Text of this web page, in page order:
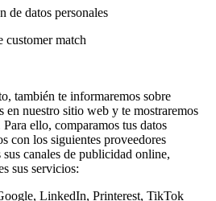
de datos personales
customer match
también te informaremos sobre
en nuestro sitio web y te mostraremos
ello, comparamos tus datos
con los siguientes proveedores
canales de publicidad online,
sus servicios:
LinkedIn, Printerest, TikTok